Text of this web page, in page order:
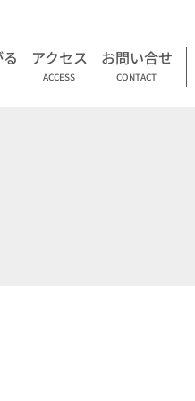
アクセス
ACCESS
お問い合せ
CONTACT